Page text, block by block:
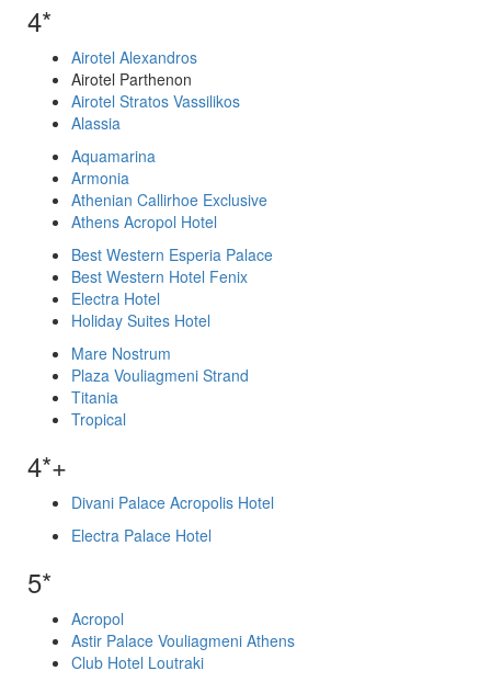
4*
Airotel Alexandros
Airotel Parthenon
Airotel Stratos Vassilikos
Alassia
Aquamarina
Armonia
Athenian Callirhoe Exclusive
Athens Acropol Hotel
Best Western Esperia Palace
Best Western Hotel Fenix
Electra Hotel
Holiday Suites Hotel
Mare Nostrum
Plaza Vouliagmeni Strand
Titania
Tropical
4*+
Divani Palace Acropolis Hotel
Electra Palace Hotel
5*
Acropol
Astir Palace Vouliagmeni Athens
Club Hotel Loutraki